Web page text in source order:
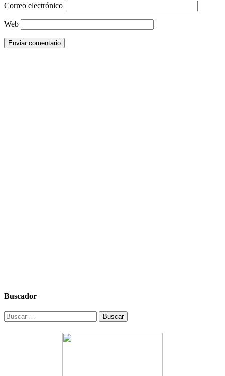
Correo electrónico
Web
Buscador
Buscar: